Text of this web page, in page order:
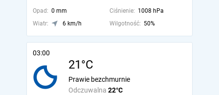
Opad: 0 mm Ciśnienie: 1008 hPa
Wiatr:
6 km/h Wilgotność: 50%
03:00
21°C
Odczuwalna 22°C
Prawie bezchmurnie